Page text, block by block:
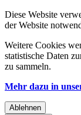
Diese Website
der Website
Weitere Cookies
statistische Daten
zu sammeln.
Mehr dazu in
Ablehnen